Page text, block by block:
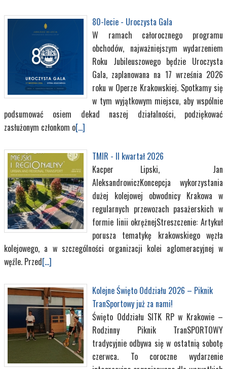
80-lecie - Uroczysta Gala
W ramach całorocznego programu
obchodów, najważniejszym wydarzeniem
Roku Jubileuszowego będzie Uroczysta
Gala, zaplanowana na 17 września 2026
roku w Operze Krakowskiej. Spotkamy się
w tym wyjątkowym miejscu, aby wspólnie
podsumować osiem dekad naszej działalności, podziękować
zasłużonym członkom o[...]
TMIR - II kwartał 2026
Kacper Lipski, Jan
AleksandrowiczKoncepcja wykorzystania
dużej kolejowej obwodnicy Krakowa w
regularnych przewozach pasażerskich w
formie linii okrężnejStreszczenie: Artykuł
porusza tematykę krakowskiego węzła
kolejowego, a w szczególności organizacji kolei aglomeracyjnej w
węźle. Przed[...]
Kolejne Święto Oddziału 2026 – Piknik
TranSportowy już za nami!
Święto Oddziału SITK RP w Krakowie –
Rodzinny Piknik TranSPORTOWY
tradycyjnie odbywa się w ostatnią sobotę
czerwca. To coroczne wydarzenie